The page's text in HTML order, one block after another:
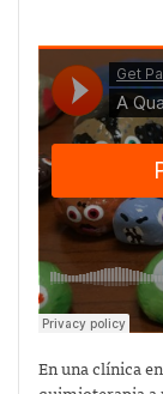
En una clínica